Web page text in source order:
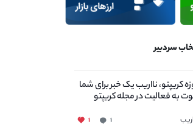
سردبیر
کریپتو، نااریب یک خبر برای شما
به فعالیت در مجله کریپتو
۱ ۱